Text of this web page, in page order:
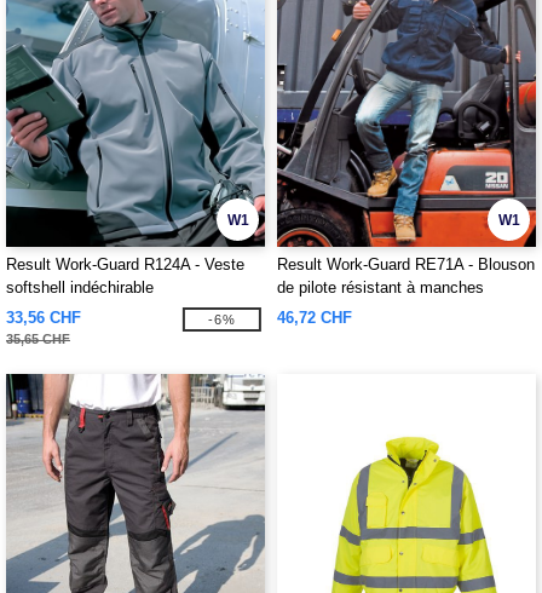
W1
Result Work-Guard R124A - Veste
softshell indéchirable
33,56 CHF
35,65 CHF
-6%
W1
Result Work-Guard RE71A - Blouson
de pilote résistant à manches
zippées Work-guard™
46,72 CHF